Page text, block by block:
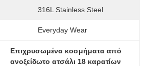
316L Stainless Steel
Everyday Wear
Επιχρυσωμένα κοσμήματα από
ανοξείδωτο ατσάλι 18 καρατίων